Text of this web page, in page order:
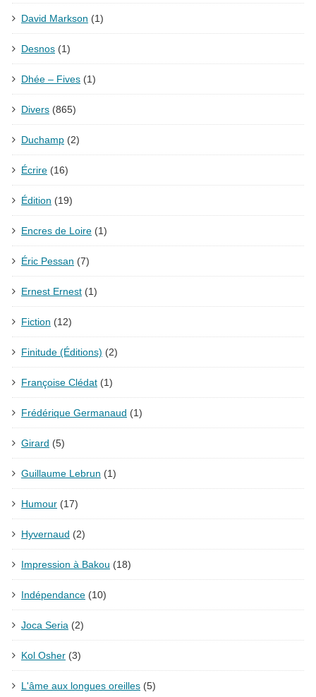
David Markson (1)
Desnos (1)
Dhée – Fives (1)
Divers (865)
Duchamp (2)
Écrire (16)
Édition (19)
Encres de Loire (1)
Éric Pessan (7)
Ernest Ernest (1)
Fiction (12)
Finitude (Éditions) (2)
Françoise Clédat (1)
Frédérique Germanaud (1)
Girard (5)
Guillaume Lebrun (1)
Humour (17)
Hyvernaud (2)
Impression à Bakou (18)
Indépendance (10)
Joca Seria (2)
Kol Osher (3)
L'âme aux longues oreilles (5)